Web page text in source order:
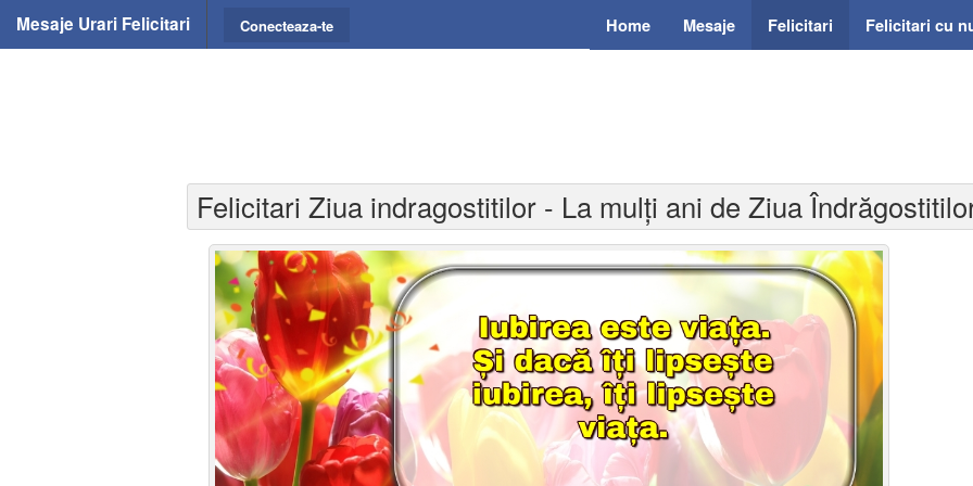
Mesaje Urari Felicitari Home Mesaje Felicitari Felicitari cu
Conecteaza-te
Felicitari Ziua indragostitilor - La mulți ani de Ziua